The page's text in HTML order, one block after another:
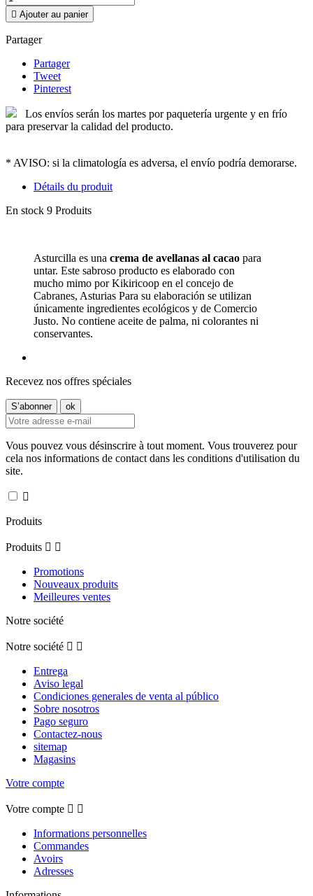
 Ajouter au panier
Partager
Partager
Tweet
Pinterest
Los envíos serán los martes por paquetería urgente y en frío
para preservar la calidad del producto.
* AVISO: si la climatología es adversa, el envío podría demorarse.
Détails du produit
En stock 9 Produits
Asturcilla es una crema de avellanas al cacao para
untar. Este sabroso producto es elaborado con
mucho mimo por Kikiricoop en el concejo de
Cabranes, Asturias Para su elaboración se utilizan
únicamente ingredientes ecológicos y de Comercio
Justo. No contiene aceite de palma, ni colorantes ni
conservantes.
Recevez nos offres spéciales
Vous pouvez vous désinscrire à tout moment. Vous trouverez pour
cela nos informations de contact dans les conditions d'utilisation du
site.

Produits
Produits  
Promotions
Nouveaux produits
Meilleures ventes
Notre société
Notre société  
Entrega
Aviso legal
Condiciones generales de venta al público
Sobre nosotros
Pago seguro
Contactez-nous
sitemap
Magasins
Votre compte
Votre compte  
Informations personnelles
Commandes
Avoirs
Adresses